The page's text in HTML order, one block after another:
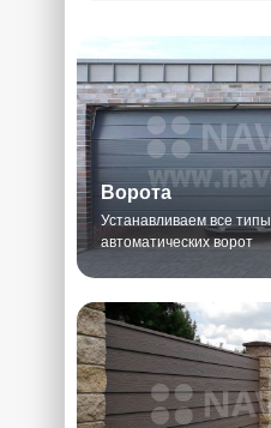
Ворота
Устанавливаем все типы
автоматических ворот